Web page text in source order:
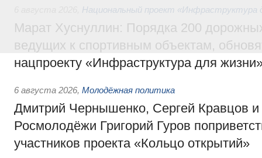
Национальный проект «Инфраструктура
Марат Хуснуллин: Порядка 200
ведущих к спортивным объектам,
нацпроекту «Инфраструктура для
6 августа 2026, Молодёжная политика
Дмитрий Чернышенко, Сергей Кравцов и
Росмолодёжи Григорий Гуров
участников проекта «Кольцо открытий»